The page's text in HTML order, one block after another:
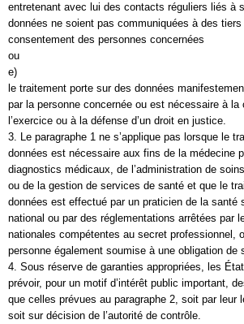
entretenant avec lui des contacts réguliers liés à
données ne soient pas communiquées à des
consentement des personnes concernées
ou
e)
le traitement porte sur des données
par la personne concernée ou est nécessaire à la
l’exercice ou à la défense d’un droit en justice.
3. Le paragraphe 1 ne s’applique pas lorsque le
données est nécessaire aux fins de la médecine
diagnostics médicaux, de l’administration de
ou de la gestion de services de santé et que le
données est effectué par un praticien de la santé
national ou par des réglementations arrêtées par
nationales compétentes au secret professionnel,
personne également soumise à une obligation de
4. Sous réserve de garanties appropriées, les
prévoir, pour un motif d’intérêt public important,
que celles prévues au paragraphe 2, soit par leur
soit sur décision de l’autorité de contrôle.